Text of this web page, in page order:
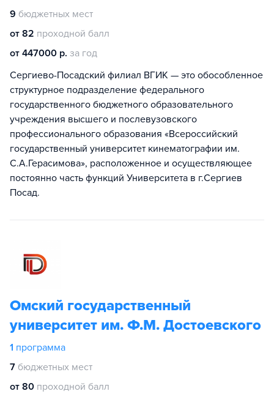
9 бюджетных мест
от 82 проходной балл
от 447000 р. за год
Сергиево-Посадский филиал ВГИК — это обособленное
структурное подразделение федерального
государственного бюджетного образовательного
учреждения высшего и послевузовского
профессионального образования «Всероссийский
государственный университет кинематографии им.
С.А.Герасимова», расположенное и осуществляющее
постоянно часть функций Университета в г.Сергиев
Посад.
Омский государственный
университет им. Ф.М. Достоевского
1 программа
7 бюджетных мест
от 80 проходной балл